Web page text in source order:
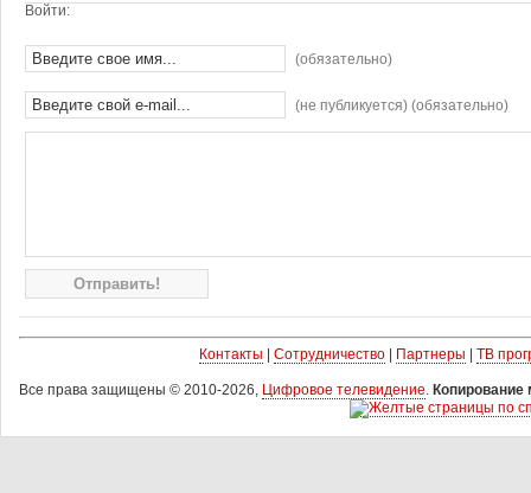
Войти:
(обязательно)
(не публикуется) (обязательно)
Контакты | Сотрудничество| Партнеры | ТВ
Все права защищены © 2010-2026, Цифровое телевидение Копирование